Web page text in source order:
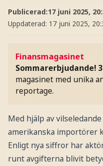
Publicerad:17 juni 2025,
Uppdaterad: 17 juni 2025,
Finansmagasinet
Sommarerbjudande!
magasinet med unika
reportage.
Med hjälp av
amerikanska importörer
Enligt nya siffror har
runt avgifterna blivit